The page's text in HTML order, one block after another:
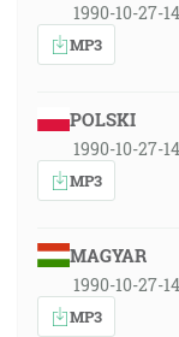
1990-10-27-
MP3
POLSKI
1990-10-27-
MP3
MAGYAR
1990-10-27-
MP3